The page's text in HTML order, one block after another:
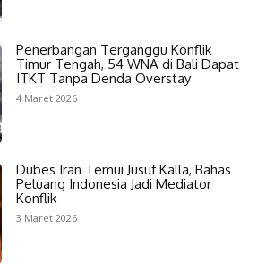
Penerbangan Terganggu Konflik
Timur Tengah, 54 WNA di Bali Dapat
ITKT Tanpa Denda Overstay
4 Maret 2026
Dubes Iran Temui Jusuf Kalla, Bahas
Peluang Indonesia Jadi Mediator
Konflik
3 Maret 2026